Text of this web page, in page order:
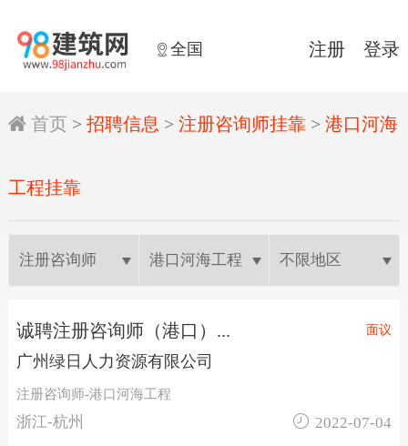
全国 注册 登录
 首页 > 招聘信息 > 注册咨询师挂靠 > 港口河海
工程挂靠
诚聘注册咨询师（港口）... 面议
广州绿日人力资源有限公司
注册咨询师-港口河海工程
浙江-杭州  2022-07-04